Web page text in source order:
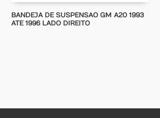
BANDEJA DE SUSPENSAO GM A20 1993
ATE 1996 LADO DIREITO